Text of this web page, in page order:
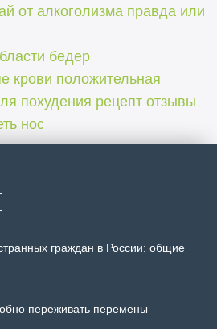
от алкоголизма правда или
бедер
крови положительная
похудения рецепт отзывы
нос
граждан в России: общие
переживать перемены